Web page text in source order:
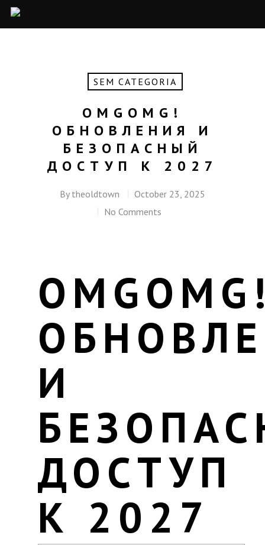
SEM CATEGORIA
OMGOMG!
ОБНОВЛЕНИЯ И
БЕЗОПАСНЫЙ
ДОСТУП К 2027
By theoldtown
October 23, 2025
No Comments
И
ДОСТУП
К 2027